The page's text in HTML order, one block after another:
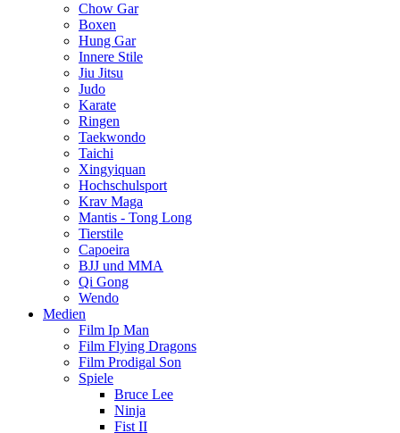
Chow Gar
Boxen
Hung Gar
Innere Stile
Jiu Jitsu
Judo
Karate
Ringen
Taekwondo
Taichi
Xingyiquan
Hochschulsport
Krav Maga
Mantis - Tong Long
Tierstile
Capoeira
BJJ und MMA
Qi Gong
Wendo
Medien
Film Ip Man
Film Flying Dragons
Film Prodigal Son
Spiele
Bruce Lee
Ninja
Fist II